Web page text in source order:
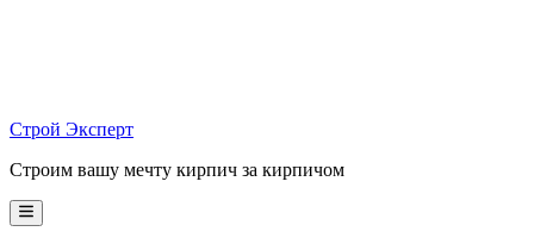
Строй Эксперт
Строим вашу мечту кирпич за кирпичом
Main
Menu